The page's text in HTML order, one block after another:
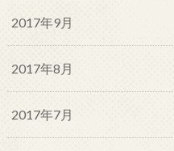
2017年9月
2017年8月
2017年7月